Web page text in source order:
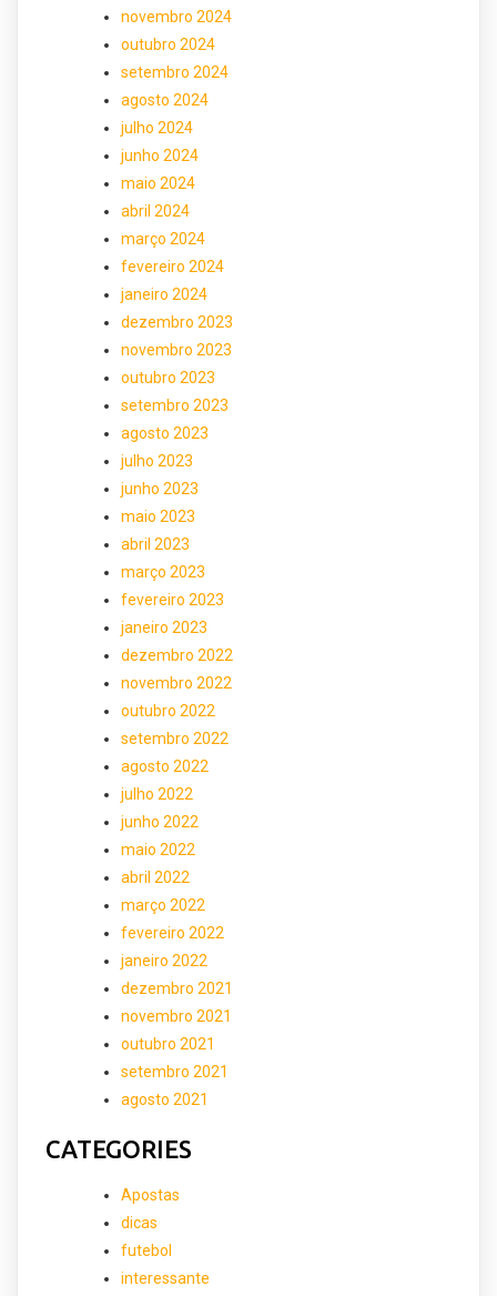
novembro 2024
outubro 2024
setembro 2024
agosto 2024
julho 2024
junho 2024
maio 2024
abril 2024
março 2024
fevereiro 2024
janeiro 2024
dezembro 2023
novembro 2023
outubro 2023
setembro 2023
agosto 2023
julho 2023
junho 2023
maio 2023
abril 2023
março 2023
fevereiro 2023
janeiro 2023
dezembro 2022
novembro 2022
outubro 2022
setembro 2022
agosto 2022
julho 2022
junho 2022
maio 2022
abril 2022
março 2022
fevereiro 2022
janeiro 2022
dezembro 2021
novembro 2021
outubro 2021
setembro 2021
agosto 2021
CATEGORIES
Apostas
dicas
futebol
interessante